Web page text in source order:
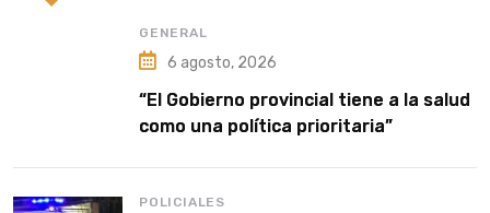
GENERAL
6 agosto, 2026
“El Gobierno provincial tiene a la salud
como una política prioritaria”
POLICIALES